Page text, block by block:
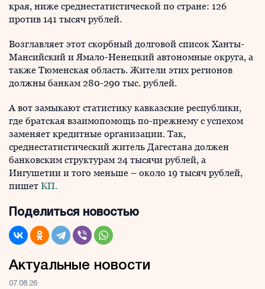
края, ниже среднестатистической по стране: 126
против 141 тысяч рублей.
Возглавляет этот скорбный долговой список Ханты-
Мансийский и Ямало-Ненецкий автономные округа, а
также Тюменская область. Жители этих регионов
должны банкам 280-290 тыс. рублей.
А вот замыкают статистику кавказские республики,
где братская взаимопомощь по-прежнему с успехом
заменяет кредитные организации. Так,
среднестатистический житель Дагестана должен
банковским структурам 24 тысячи рублей, а
Ингушетии и того меньше – около 19 тысяч рублей,
пишет КП.
Поделиться новостью
Актуальные новости
07.08.26